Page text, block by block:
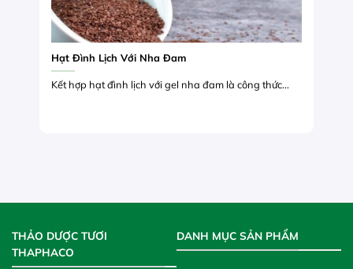
Hạt Đình Lịch Với Nha Đam
Kết hợp hạt đình lịch với gel nha đam là công thức...
THẢO DƯỢC TƯƠI
THAPHACO
DANH MỤC SẢN PHẨM